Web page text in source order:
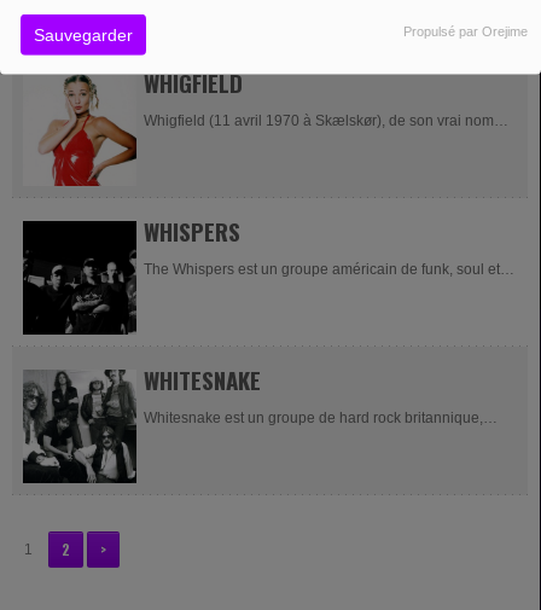
Sauvegarder Propulsé par Orejime
à Bushey (Hertfordshire). George Michael et Andrew
WHIGFIELD
Whigfield (11 avril 1970 à Skælskør), de son vrai nom
WHISPERS
The Whispers est un groupe américain de funk, soul et
WHITESNAKE
Whitesnake est un groupe de hard rock britannique,
Coverdale, ex-Deep...
1 2 >